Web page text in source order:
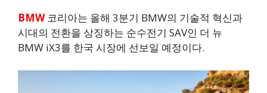
BMW코리아는 올해 3분기 BMW의 기술적 혁신과
시대의 전환을 상징하는 순수전기 SAV인 더 뉴
BMW iX3를 한국 시장에 선보일 예정이다.